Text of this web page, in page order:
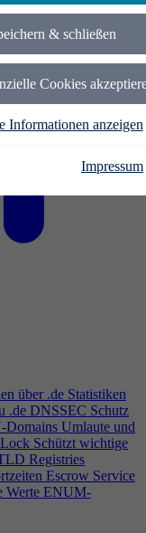
& schließen
Cookies
Informationen anzeigen
Impressum
über .de Statistiken
.de DNSSEC Schutz
Domains Umlaute und
Schützt wichtige
Registries
Escrow Service
Werte ENUM-